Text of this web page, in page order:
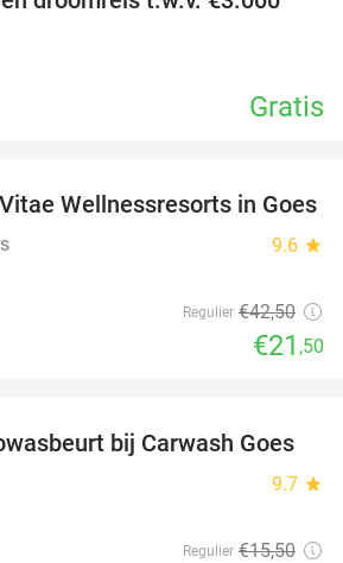
Gratis
49%
Wellnessresorts in Goes
9.6 star
Regulier €42,50
€21 ,50
36%
bij Carwash Goes
9.7 star
Regulier €15,50